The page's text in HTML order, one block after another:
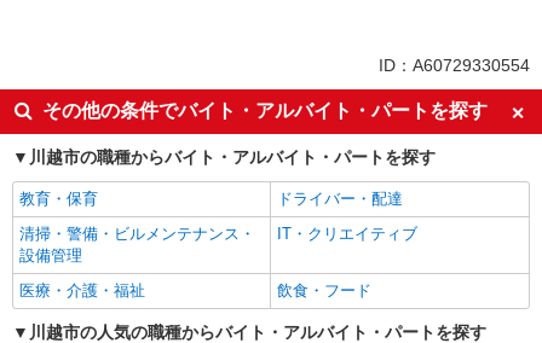
未経験歓迎
ミドル（40代～）活躍中
上場企業・上場企業のグループ会
社
扶養内勤務OK
副業・WワークOK 社員登用あり
ID：A60729330554
その他の条件でバイト・アルバイト・パートを探す
川越市の職種からバイト・アルバイト・パートを探す
教育・保育
ドライバー・配達
清掃・警備・ビルメンテナンス・
設備管理
IT・クリエイティブ
医療・介護・福祉 飲食・フード
川越市の人気の職種からバイト・アルバイト・パートを探す